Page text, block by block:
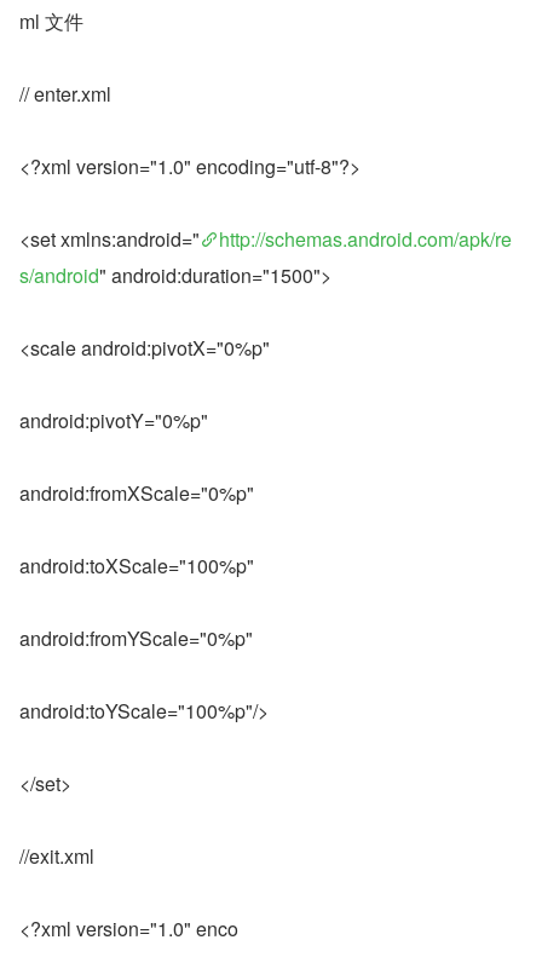
ml 文件
// enter.xml
<?xml version="1.0" encoding="utf-8"?>
<set xmlns:android="
http://schemas.android.com/apk/re
s/android" android:duration="1500">
<scale android:pivotX="0%p"
android:pivotY="0%p"
android:fromXScale="0%p"
android:toXScale="100%p"
android:fromYScale="0%p"
android:toYScale="100%p"/>
</set>
//exit.xml
<?xml version="1.0" enco